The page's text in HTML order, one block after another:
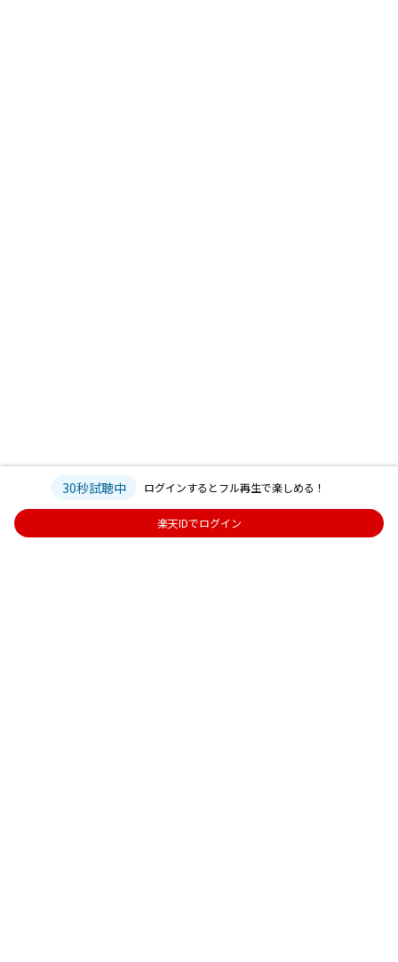
30秒試聴中 ログインするとフル再生で楽しめる！
楽天IDでログイン